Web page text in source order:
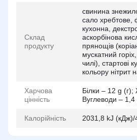
Склад
продукту
свинина
сало хребтове,
кухонна,
аскорбінова
прянощів
мускатний
чилі), стартові
кольору нітрит
Харчова
цінність
Білки – 12 g
Вуглеводи – 1,4
Калорійність 2031,8 kJ (кДж)/